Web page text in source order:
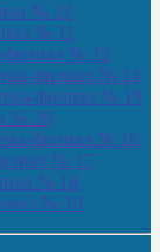
№ 22
№ 11
филиал № 12
филиал № 14
филиал № 19
№ 20
филиал № 16
№ 17
№ 18
№ 10